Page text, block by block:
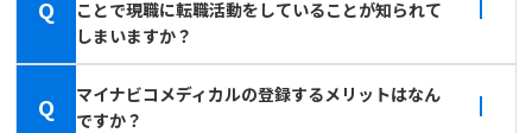
Q
ことで現職に転職活動をしていることが知られて
しまいますか？
Q
マイナビコメディカルの登録するメリットはなん
ですか？